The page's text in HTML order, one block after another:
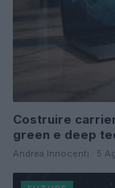
Costruire
green e deep
Andrea Innocenti · 5